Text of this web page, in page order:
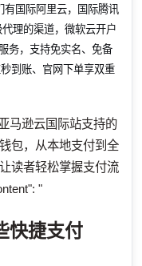
国际阿里云，国际腾讯
理的渠道，微软云开户
务，支持免实名、免备
到账、官网下单享双重
马逊云国际站支持的
包，从本地支付到全
读者轻松掌握支付流
"
快捷支付